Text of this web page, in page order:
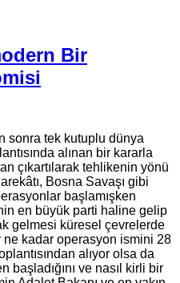
Bir
sonra tek kutuplu dünya
alınan bir kararla
çıkartılarak tehlikenin yönü
Bosna Savaşı gibi
başlamışken
en büyük parti haline gelip
gelmesi küresel çevrelerde
ne kadar operasyon ismini 28
alıyor olsa da
başladığını ve nasıl kirli bir